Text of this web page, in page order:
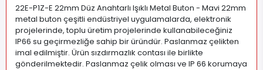
22E-P1Z-E 22mm Düz Anahtarlı Işıklı Metal Buton - Mavi 22mm
metal buton çeşitli endüstriyel uygulamalarda, elektronik
projelerinde, toplu üretim projelerinde kullanabileceğiniz
IP66 su geçirmezliğe sahip bir üründür. Paslanmaz çelikten
imal edilmiştir. Ürün sızdırmazlık contası ile birlikte
gönderilmektedir. Paslanmaz çelik olması ve IP 66 korumaya